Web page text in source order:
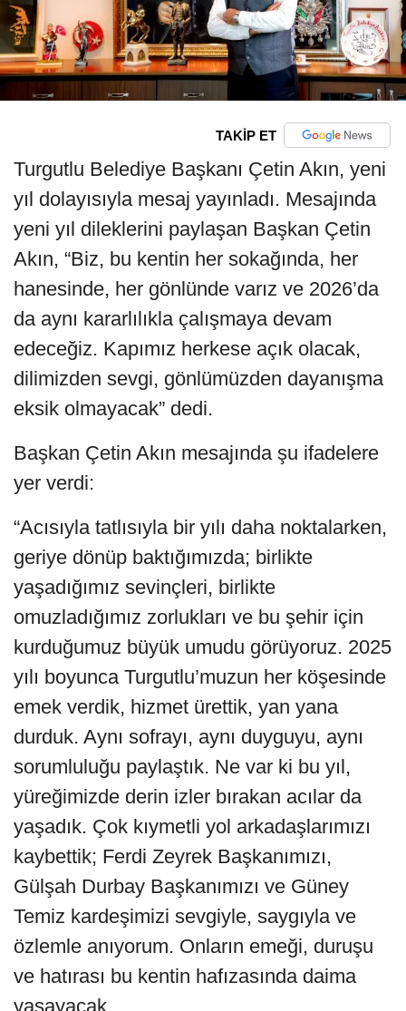
TAKİP ET
Turgutlu Belediye Başkanı Çetin Akın, yeni
yıl dolayısıyla mesaj yayınladı. Mesajında
yeni yıl dileklerini paylaşan Başkan Çetin
Akın, “Biz, bu kentin her sokağında, her
hanesinde, her gönlünde varız ve 2026’da
da aynı kararlılıkla çalışmaya devam
edeceğiz. Kapımız herkese açık olacak,
dilimizden sevgi, gönlümüzden dayanışma
eksik olmayacak” dedi.
Başkan Çetin Akın mesajında şu ifadelere
yer verdi:
“Acısıyla tatlısıyla bir yılı daha noktalarken,
geriye dönüp baktığımızda; birlikte
yaşadığımız sevinçleri, birlikte
omuzladığımız zorlukları ve bu şehir için
kurduğumuz büyük umudu görüyoruz. 2025
yılı boyunca Turgutlu’muzun her köşesinde
emek verdik, hizmet ürettik, yan yana
durduk. Aynı sofrayı, aynı duyguyu, aynı
sorumluluğu paylaştık. Ne var ki bu yıl,
yüreğimizde derin izler bırakan acılar da
yaşadık. Çok kıymetli yol arkadaşlarımızı
kaybettik; Ferdi Zeyrek Başkanımızı,
Gülşah Durbay Başkanımızı ve Güney
Temiz kardeşimizi sevgiyle, saygıyla ve
özlemle anıyorum. Onların emeği, duruşu
ve hatırası bu kentin hafızasında daima
yaşayacak.